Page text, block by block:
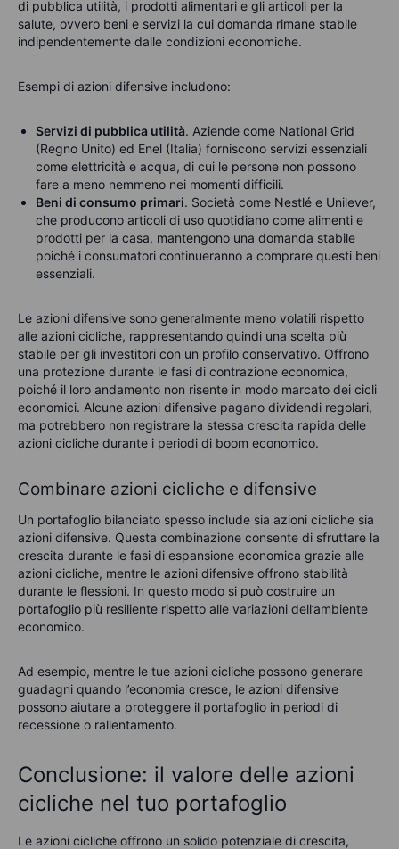
di pubblica utilità, i prodotti alimentari e gli articoli per la
salute, ovvero beni e servizi la cui domanda rimane stabile
indipendentemente dalle condizioni economiche.
Esempi di azioni difensive includono:
Servizi di pubblica utilità. Aziende come National Grid
(Regno Unito) ed Enel (Italia) forniscono servizi essenziali
come elettricità e acqua, di cui le persone non possono
fare a meno nemmeno nei momenti difficili.
Beni di consumo primari. Società come Nestlé e Unilever,
che producono articoli di uso quotidiano come alimenti e
prodotti per la casa, mantengono una domanda stabile
poiché i consumatori continueranno a comprare questi beni
essenziali.
Le azioni difensive sono generalmente meno volatili rispetto
alle azioni cicliche, rappresentando quindi una scelta più
stabile per gli investitori con un profilo conservativo. Offrono
una protezione durante le fasi di contrazione economica,
poiché il loro andamento non risente in modo marcato dei cicli
economici. Alcune azioni difensive pagano dividendi regolari,
ma potrebbero non registrare la stessa crescita rapida delle
azioni cicliche durante i periodi di boom economico.
Combinare azioni cicliche e difensive
Un portafoglio bilanciato spesso include sia azioni cicliche sia
azioni difensive. Questa combinazione consente di sfruttare la
crescita durante le fasi di espansione economica grazie alle
azioni cicliche, mentre le azioni difensive offrono stabilità
durante le flessioni. In questo modo si può costruire un
portafoglio più resiliente rispetto alle variazioni dell’ambiente
economico.
Ad esempio, mentre le tue azioni cicliche possono generare
guadagni quando l’economia cresce, le azioni difensive
possono aiutare a proteggere il portafoglio in periodi di
recessione o rallentamento.
Conclusione: il valore delle azioni
cicliche nel tuo portafoglio
Le azioni cicliche offrono un solido potenziale di crescita,